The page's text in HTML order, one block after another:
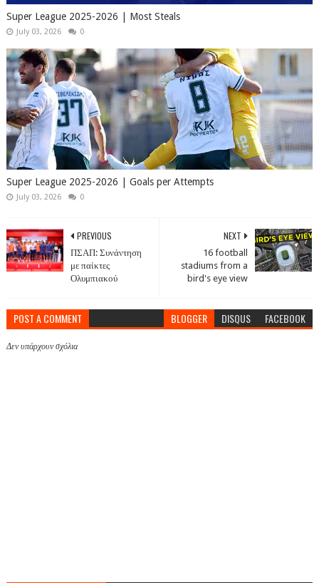
Super League 2025-2026 | Most Steals
July 03, 2026 0
Super League 2025-2026 | Goals per Attempts
July 03, 2026 0
NEXT
16 football
stadiums from a
bird's eye view
PREVIOUS
ΠΣΑΠ: Συνάντηση
με παίκτες
Ολυμπιακού
POST A COMMENT BLOGGER DISQUS FACEBOOK
Δεν υπάρχουν σχόλια